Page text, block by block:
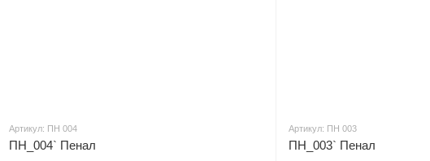
Артикул: ПН 004
ПН_004` Пенал
Артикул: ПН 003
ПН_003` Пенал